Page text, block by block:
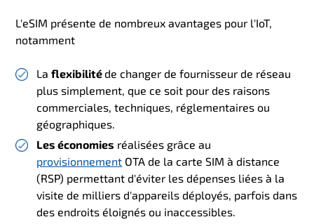
L'eSIM présente de nombreux avantages pour l'IoT,
notamment
Laflexibilité de changer de fournisseur de réseau
plus simplement, que ce soit pour des raisons
commerciales, techniques, réglementaires ou
géographiques.
Les économies réalisées grâce au
provisionnement OTA de la carte SIM à distance
(RSP) permettant d'éviter les dépenses liées à la
visite de milliers d'appareils déployés, parfois dans
des endroits éloignés ou inaccessibles.